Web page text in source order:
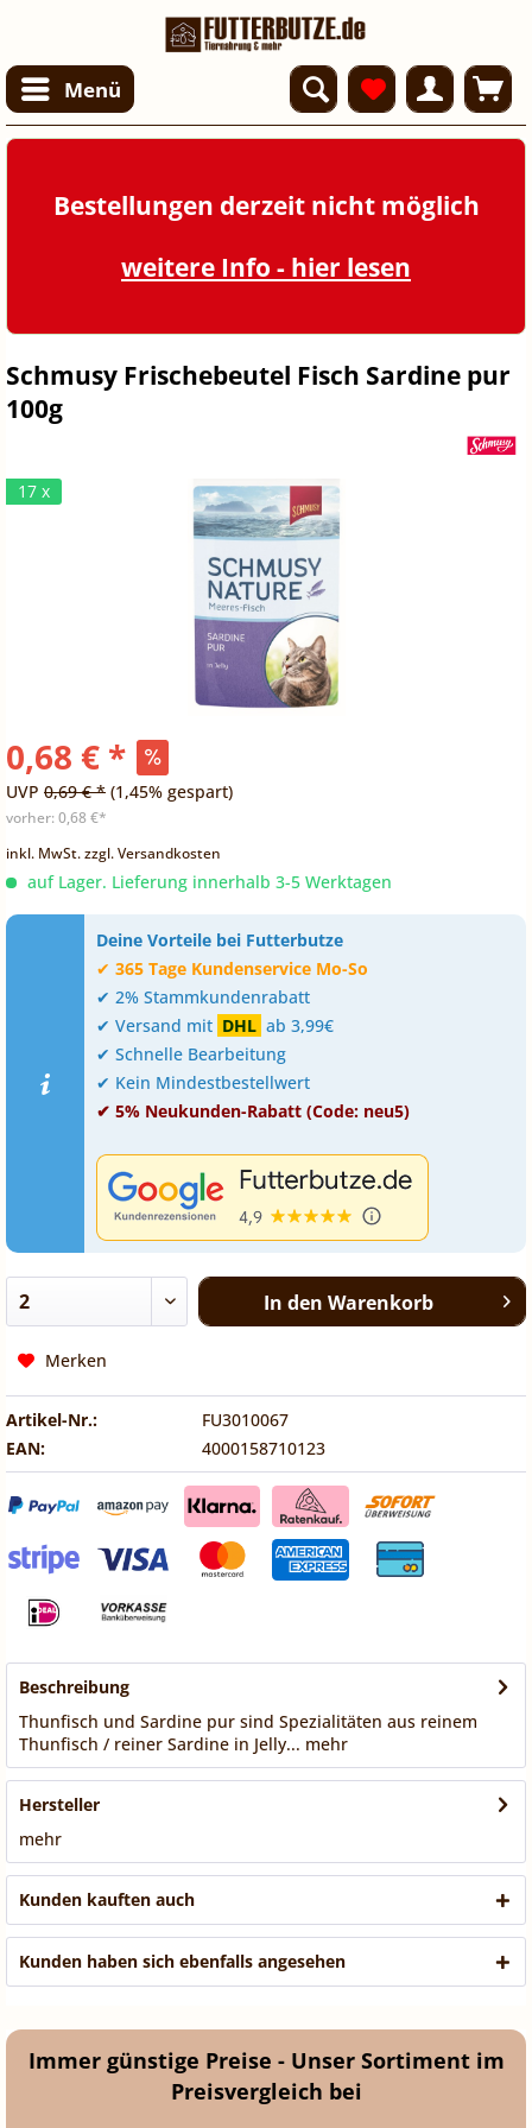
Menü
Bestellungen derzeit nicht möglich
weitere Info - hier lesen
Schmusy Frischebeutel Fisch Sardine pur
100g
17 x
0,68 € *
UVP 0,69 € * (1,45% gespart)
vorher: 0,68 €*
inkl. MwSt.zzgl. Versandkosten
auf Lager. Lieferung innerhalb 3-5 Werktagen
Deine Vorteile bei Futterbutze
✔ 365 Tage Kundenservice Mo-So
✔ 2% Stammkundenrabatt
✔ Versand mit DHL ab 3,99€
✔ Schnelle Bearbeitung
✔ Kein Mindestbestellwert
✔ 5% Neukunden-Rabatt (Code: neu5)
In den Warenkorb
Merken
Artikel-Nr.:
FU3010067
EAN:
4000158710123
Beschreibung
Thunfisch und Sardine pur sind Spezialitäten aus reinem
Thunfisch / reiner Sardine in Jelly... mehr
Hersteller
mehr
Kunden kauften auch
Kunden haben sich ebenfalls angesehen
Immer günstige Preise - Unser Sortiment im
Preisvergleich bei